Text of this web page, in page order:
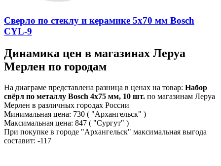
Сверло по стеклу и керамике 5х70 мм Bosch
CYL-9
Динамика цен в магазинах Леруа
Мерлен по городам
На диаграме представлена разница в ценах на товар: Набор
свёрл по металлу Bosch 4x75 мм, 10 шт. по магазинам Леруа
Мерлен в различных городах России
Минимальная цена: 730 ( "Архангельск" )
Максимальная цена: 847 ( "Сургут" )
При покупке в городе "Архангельск" максимальная выгода
составит: -117